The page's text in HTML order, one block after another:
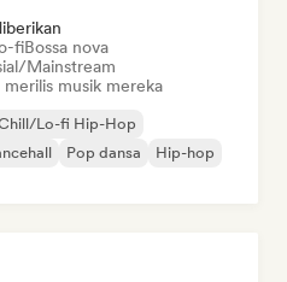
fiBossa nova
Mainstream
musik mereka
Lo-fi Hip-Hop
Pop dansa
Hip-hop